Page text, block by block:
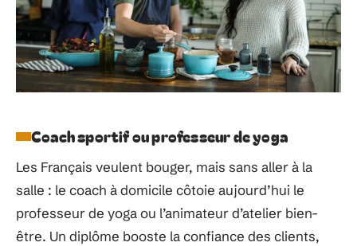
Coach sportif ou professeur de yoga
Les Français veulent bouger, mais sans aller à la
salle : le coach à domicile côtoie aujourd’hui le
professeur de yoga ou l’animateur d’atelier bien-
être. Un diplôme booste la confiance des clients,